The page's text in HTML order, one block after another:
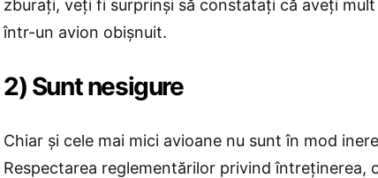
zburați, veți fi surprinşi să constataţi că aveţi
într-un avion obişnuit.
2) Sunt nesigure
Chiar și cele mai mici avioane nu sunt în mod
Respectarea reglementărilor privind întreținerea,